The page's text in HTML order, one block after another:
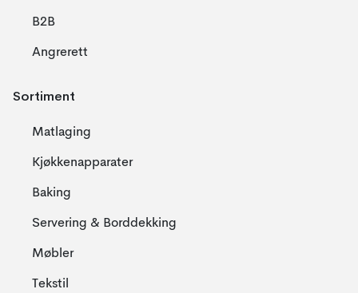
B2B
Angrerett
Sortiment
Matlaging
Kjøkkenapparater
Baking
Servering & Borddekking
Møbler
Tekstil